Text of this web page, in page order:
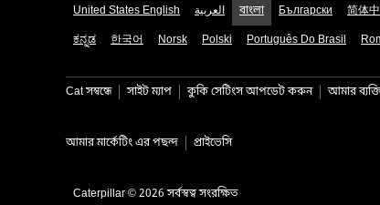
United States English العربية বাংলা Български 简体
ಕನ್ನಡ
한국어 Norsk Polski Português Do Brasil
Cat সম্বন্ধে সাইট ম্যাপ কুকি সেটিংস আপডেট করুন আমার
আমার মার্কেটিং এর পছন্দ প্রাইভেসি
Caterpillar © 2026 সর্বস্বত্ব সংরক্ষিত